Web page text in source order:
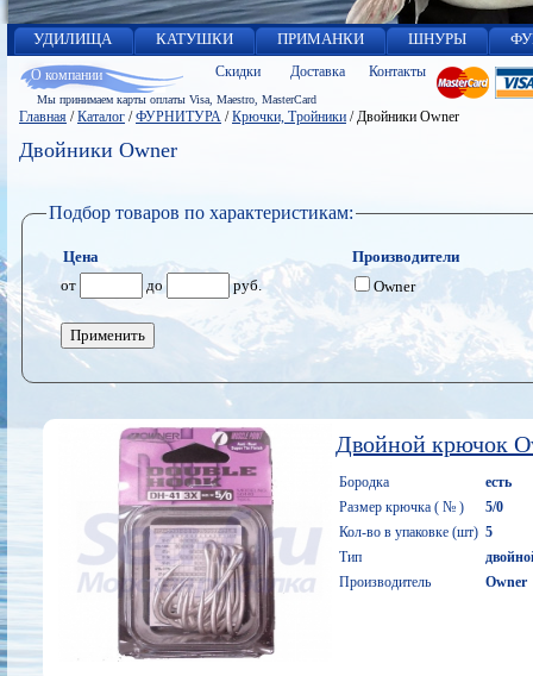
УДИЛИЩА КАТУШКИ ПРИМАНКИ ШНУРЫ
О компании Скидки Доставка Контакты
Мы принимаем карты оплаты Visa, Maestro, MasterCard
Главная /Каталог /ФУРНИТУРА /Крючки, Тройники /Двойники Owner
Двойники Owner
Подбор товаров по характеристикам:
Цена
от
до руб.
Производители
Owner
Применить
Двойной крючок
Бородка
есть
Размер крючка ( № )
5/0
Кол-во в упаковке (шт) 5
Тип
Производитель
Owner